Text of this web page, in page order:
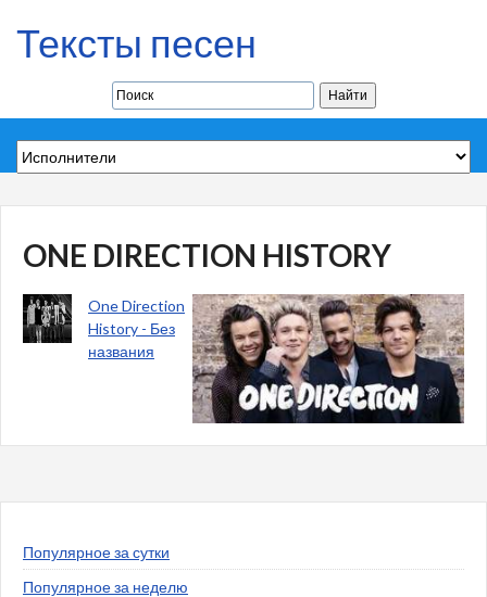
Тексты песен
ONE DIRECTION HISTORY
One Direction
History - Без
названия
Популярное за сутки
Популярное за неделю